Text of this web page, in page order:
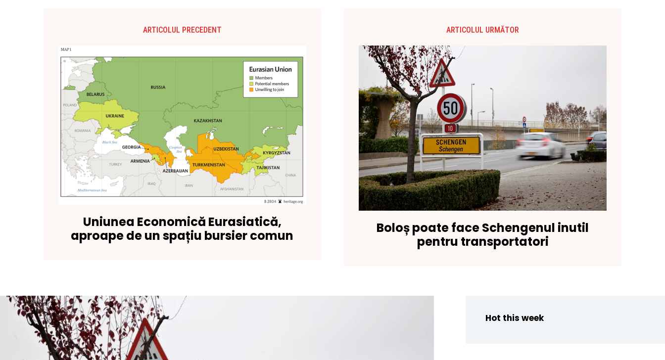
ARTICOLUL PRECEDENT
Uniunea Economică Eurasiatică,
aproape de un spațiu bursier comun
ARTICOLUL URMĂTOR
Boloș poate face Schengenul inutil
pentru transportatori